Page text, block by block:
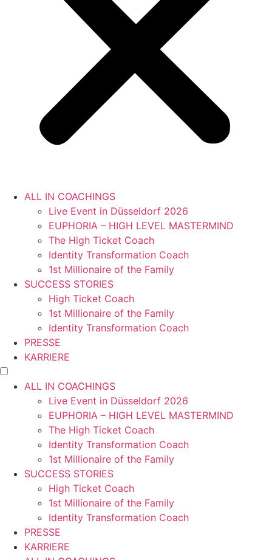
ALL IN COACHINGS
Live Event in Düsseldorf 2026
EUPHORIA – HIGH LEVEL MASTERMIND
The High Ticket Coach
Identity Transformation Coach
1st Millionaire of the Family
SUCCESS STORIES
High Ticket Coach
1st Millionaire of the Family
Identity Transformation Coach
PRESSE
KARRIERE
ALL IN COACHINGS
Live Event in Düsseldorf 2026
EUPHORIA – HIGH LEVEL MASTERMIND
The High Ticket Coach
Identity Transformation Coach
1st Millionaire of the Family
SUCCESS STORIES
High Ticket Coach
1st Millionaire of the Family
Identity Transformation Coach
PRESSE
KARRIERE